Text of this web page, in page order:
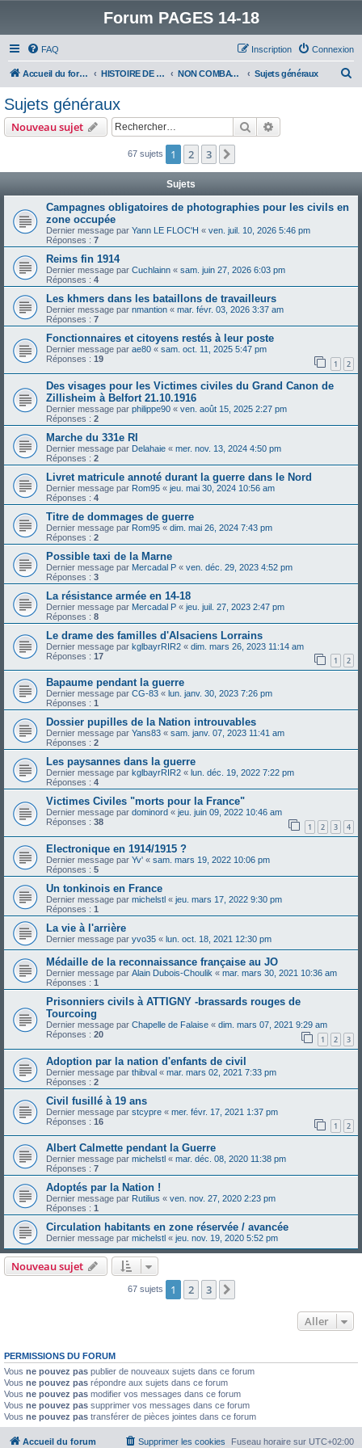
Forum PAGES 14-18
FAQ Connexion
Inscription
Accueil du forum HISTOIRE DE LA GRANDE GUERRE NON COMBATTANTS DANS LA GRANDE GUERRE Sujets généraux
r
Sujets généraux
Nouveau sujet Rechercher
67 sujets 1 2 3
Sujets
Campagnes obligatoires de photographies pour les civils en
zone occupée
Dernier message par Yann LE FLOC'H « ven. juil. 10, 2026 5:46 pm
Réponses : 7
Reims fin 1914
Dernier message par Cuchlainn « sam. juin 27, 2026 6:03 pm
Réponses : 4
Les khmers dans les bataillons de travailleurs
Dernier message par nmantion « mar. févr. 03, 2026 3:37 am
Réponses : 7
Fonctionnaires et citoyens restés à leur poste
Dernier message par ae80 « sam. oct. 11, 2025 5:47 pm
Réponses : 19 1 2
Des visages pour les Victimes civiles du Grand Canon de
Zillisheim à Belfort 21.10.1916
Dernier message par philippe90 « ven. août 15, 2025 2:27 pm
Réponses : 2
Marche du 331e RI
Dernier message par Delahaie « mer. nov. 13, 2024 4:50 pm
Réponses : 2
Livret matricule annoté durant la guerre dans le Nord
Dernier message par Rom95 « jeu. mai 30, 2024 10:56 am
Réponses : 4
Titre de dommages de guerre
Dernier message par Rom95 « dim. mai 26, 2024 7:43 pm
Réponses : 2
Possible taxi de la Marne
Dernier message par Mercadal P « ven. déc. 29, 2023 4:52 pm
Réponses : 3
La résistance armée en 14-18
Dernier message par Mercadal P « jeu. juil. 27, 2023 2:47 pm
Réponses : 8
Le drame des familles d'Alsaciens Lorrains
Dernier message par kglbayrRIR2 « dim. mars 26, 2023 11:14 am
Réponses : 17 1 2
Bapaume pendant la guerre
Dernier message par CG-83 « lun. janv. 30, 2023 7:26 pm
Réponses : 1
Dossier pupilles de la Nation introuvables
Dernier message par Yans83 « sam. janv. 07, 2023 11:41 am
Réponses : 2
Les paysannes dans la guerre
Dernier message par kglbayrRIR2 « lun. déc. 19, 2022 7:22 pm
Réponses : 4
Victimes Civiles "morts pour la France"
Dernier message par dominord « jeu. juin 09, 2022 10:46 am
Réponses : 38 1 2 3 4
Electronique en 1914/1915 ?
Dernier message par Yv' « sam. mars 19, 2022 10:06 pm
Réponses : 5
Un tonkinois en France
Dernier message par michelstl « jeu. mars 17, 2022 9:30 pm
Réponses : 1
La vie à l'arrière
Dernier message par yvo35 « lun. oct. 18, 2021 12:30 pm
Médaille de la reconnaissance française au JO
Dernier message par Alain Dubois-Choulik « mar. mars 30, 2021 10:36 am
Réponses : 1
Prisonniers civils à ATTIGNY -brassards rouges de
Tourcoing
Dernier message par Chapelle de Falaise « dim. mars 07, 2021 9:29 am
Réponses : 20 1 2 3
Adoption par la nation d'enfants de civil
Dernier message par thibval « mar. mars 02, 2021 7:33 pm
Réponses : 2
Civil fusillé à 19 ans
Dernier message par stcypre « mer. févr. 17, 2021 1:37 pm
Réponses : 16 1 2
Albert Calmette pendant la Guerre
Dernier message par michelstl « mar. déc. 08, 2020 11:38 pm
Réponses : 7
Adoptés par la Nation !
Dernier message par Rutilius « ven. nov. 27, 2020 2:23 pm
Réponses : 1
Circulation habitants en zone réservée / avancée
Dernier message par michelstl « jeu. nov. 19, 2020 5:52 pm
Nouveau sujet
67 sujets 1 2 3
Aller
PERMISSIONS DU FORUM
Vous ne pouvez pas publier de nouveaux sujets dans ce forum
Vous ne pouvez pas répondre aux sujets dans ce forum
Vous ne pouvez pas modifier vos messages dans ce forum
Vous ne pouvez pas supprimer vos messages dans ce forum
Vous ne pouvez pas transférer de pièces jointes dans ce forum
Accueil du forum Fuseau horaire sur UTC+02:00
Supprimer les cookies